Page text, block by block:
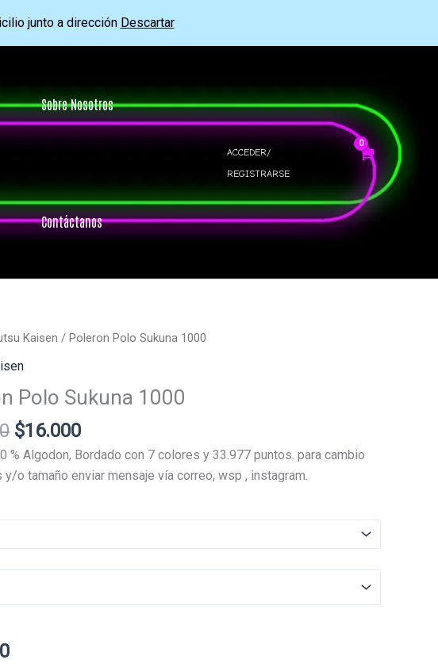
junto a dirección Descartar
Sobre Nosotros
Contáctanos
ACCEDER/
REGISTRARSE
Kaisen / Poleron Polo Sukuna 1000
Polo Sukuna 1000
El
precio
original
$16.000El
precio
actual
% Algodon, Bordado con 7 colores y 33.977 puntos. para cambio
o tamaño enviar mensaje vía correo, wsp , instagram.